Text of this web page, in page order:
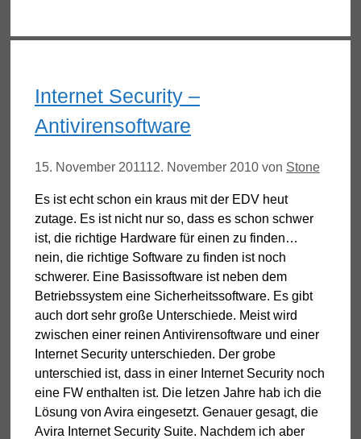
Internet Security –
Antivirensoftware
15. November 201112. November 2010 von Stone
Es ist echt schon ein kraus mit der EDV heut
zutage. Es ist nicht nur so, dass es schon schwer
ist, die richtige Hardware für einen zu finden…
nein, die richtige Software zu finden ist noch
schwerer. Eine Basissoftware ist neben dem
Betriebssystem eine Sicherheitssoftware. Es gibt
auch dort sehr große Unterschiede. Meist wird
zwischen einer reinen Antivirensoftware und einer
Internet Security unterschieden. Der grobe
unterschied ist, dass in einer Internet Security noch
eine FW enthalten ist. Die letzen Jahre hab ich die
Lösung von Avira eingesetzt. Genauer gesagt, die
Avira Internet Security Suite. Nachdem ich aber